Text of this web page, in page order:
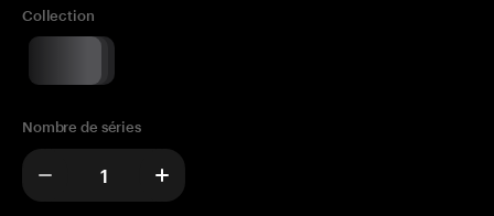
Collection
Nombre de séries